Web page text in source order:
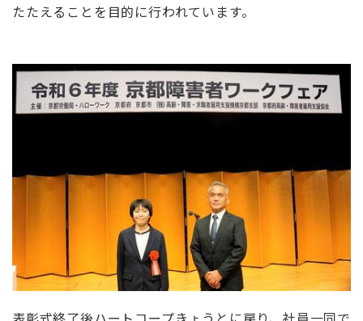
たたえることを目的に行われています。